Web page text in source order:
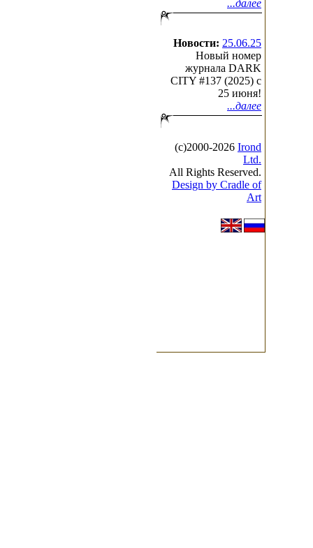
...далее
Новости: 25.06.25
Новый номер
журнала DARK
CITY #137 (2025) c
25 июня!
...далее
(с)2000-2026 Irond
Ltd.
All Rights Reserved.
Design by Cradle of
Art